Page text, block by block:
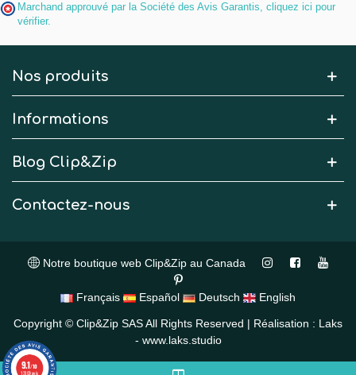
Marchand approuvé par la Société des Avis Garantis, cliquez ici pour
vérifier.
Nos produits
Informations
Blog Clip&Zip
Contactez-nous
Notre boutique web Clip&Zip au Canada
Français Español Deutsch English
Copyright © Clip&Zip SAS All Rights Reserved | Réalisation : Laks
- www.laks.studio
9.1/10
13109 avis